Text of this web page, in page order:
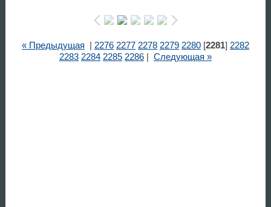
« Предыдущая 2276 2277 2278 2279 2280[2281] 2282
2283 2284 2285 2286| Следующая »